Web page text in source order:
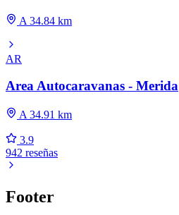
A 34.84 km
AR
Area Autocaravanas - Merida
A 34.91 km
3.9
942 reseñas
Footer